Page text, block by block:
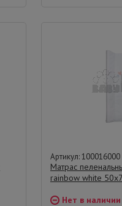
Артикул: 100016000
Матрас
rainbow white
Нет в наличии